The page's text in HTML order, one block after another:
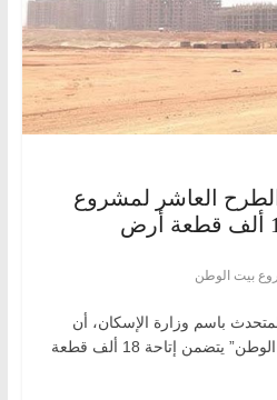
العاشر لمشروع
بيت الوطن
باسم وزارة الإسكان، أن
الطرح العاشر بمشروع “بيت الوطن” يتضمن إتاحة 18 ألف قطعة